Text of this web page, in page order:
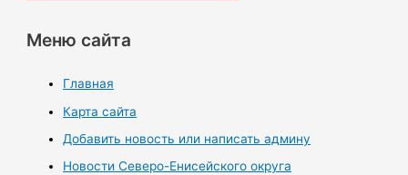
Меню сайта
Главная
Карта сайта
Добавить новость или написать админу
Новости Северо-Енисейского округа